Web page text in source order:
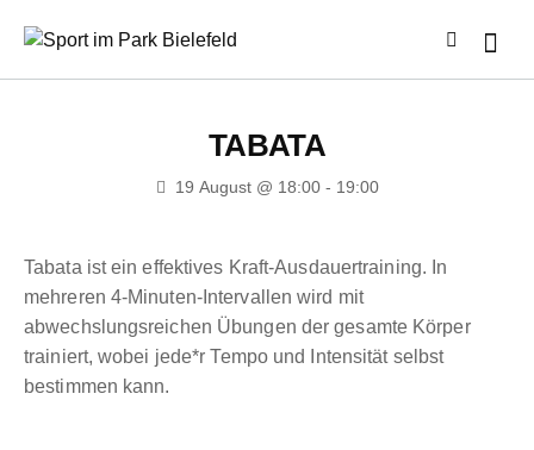
TABATA
19 August @ 18:00- 19:00
Tabata ist ein effektives Kraft-Ausdauertraining. In
mehreren 4-Minuten-Intervallen wird mit
abwechslungsreichen Übungen der gesamte Körper
trainiert, wobei jede*r Tempo und Intensität selbst
bestimmen kann.